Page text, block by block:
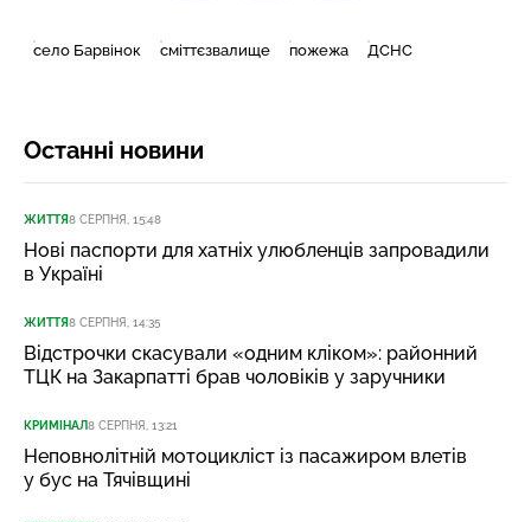
село Барвінок сміттєзвалище пожежа ДСНС
Останні новини
ЖИТТЯ8 СЕРПНЯ, 15:48
Нові паспорти для хатніх улюбленців запровадили
в Україні
ЖИТТЯ8 СЕРПНЯ, 14:35
Відстрочки скасували «одним кліком»: районний
ТЦК на Закарпатті брав чоловіків у заручники
КРИМІНАЛ8 СЕРПНЯ, 13:21
Неповнолітній мотоцикліст із пасажиром влетів
у бус на Тячівщині